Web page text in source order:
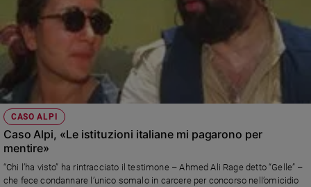
CASO ALPI
Caso Alpi, «Le istituzioni italiane mi pagarono per
mentire»
“Chi l’ha visto” ha rintracciato il testimone – Ahmed Ali Rage detto “Gelle” –
che fece condannare l’unico somalo in carcere per concorso nell’omicidio